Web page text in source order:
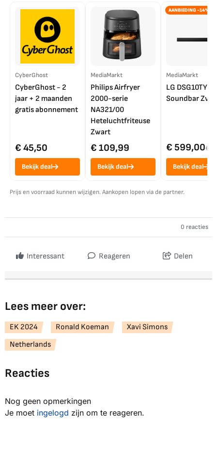
CyberGhost
CyberGhost - 2
jaar + 2 maanden
gratis abonnement
€ 45,50
Bekijk deal
MediaMarkt
Philips Airfryer
2000-serie
NA321/00
Heteluchtfriteuse
Zwart
€ 109,99
Bekijk deal
AANBIEDING -14%
MediaMarkt
LG DSG10TY
Soundbar
€ 599,00€
Bekijk deal
Prijs en voorraad kunnen wijzigen. Aankopen lopen via de partner.
0 reacties
Interessant Reageren Delen
Lees meer over:
EK 2024 Ronald Koeman
Xavi Simons
Netherlands
Reacties
Nog geen opmerkingen
Je moet ingelogd zijn om te reageren.